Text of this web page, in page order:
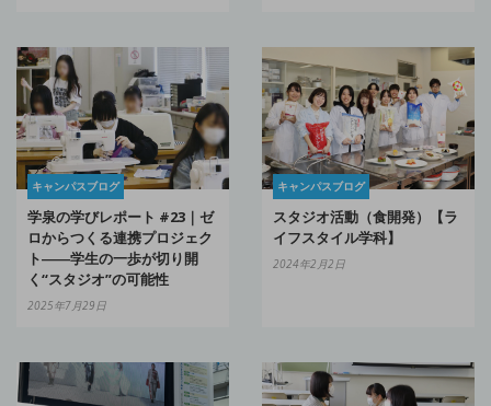
キャンパスブログ
学泉の学びレポート #23｜ゼ
ロからつくる連携プロジェク
ト――学生の一歩が切り開
く“スタジオ”の可能性
2025年7月29日
キャンパスブログ
スタジオ活動（食開発）【ラ
イフスタイル学科】
2024年2月2日